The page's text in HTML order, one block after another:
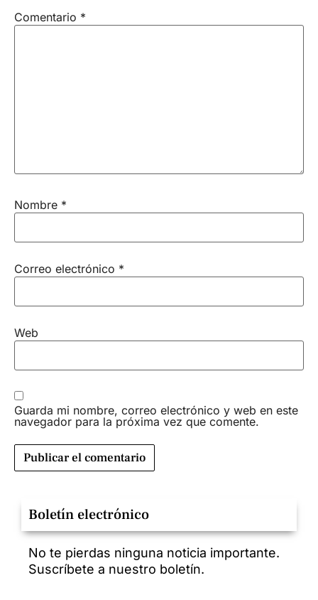
Comentario *
Nombre *
Correo electrónico *
Web
Guarda mi nombre, correo electrónico y web en este
navegador para la próxima vez que comente.
Boletín electrónico
No te pierdas ninguna noticia importante.
Suscríbete a nuestro boletín.